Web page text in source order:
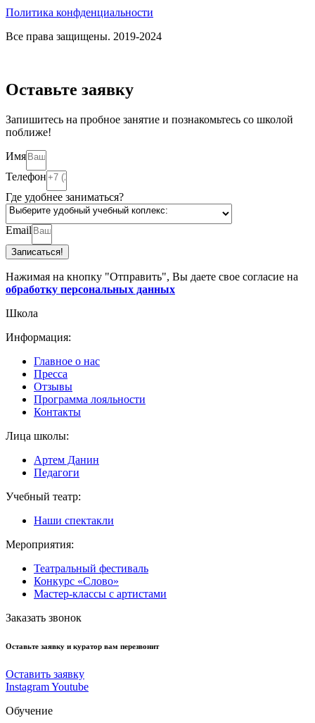
Политика конфденциальности
Все права защищены. 2019-2024
Оставьте заявку
Запишитесь на пробное занятие и познакомьтесь со школой
поближе!
Имя
Телефон
Где удобнее заниматься?
Email
Записаться!
Нажимая на кнопку "Отправить", Вы даете свое согласие на
обработку персональных данных
Школа
Информация:
Главное о нас
Пресса
Отзывы
Программа лояльности
Контакты
Лица школы:
Артем Данин
Педагоги
Учебный театр:
Наши спектакли
Мероприятия:
Театральный фестиваль
Конкурс «Слово»
Мастер-классы с артистами
Заказать звонок
Оставьте заявку и куратор вам перезвонит
Оставить заявку
InstagramYoutube
Обучение